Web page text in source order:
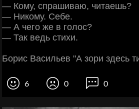
— Кому, спрашиваю, читаешь?
— Никому. Себе.
— А чего же в голос?
— Так ведь стихи.
Борис Васильев "А зори здесь
6 0 0